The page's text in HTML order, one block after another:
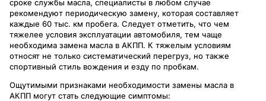
сроке службы масла, специалисты в любом случае
рекомендуют периодическую замену, которая составляет
каждые 60 тыс. км пробега. Следует отметить, что чем
тяжелее условия эксплуатации автомобиля, тем чаще
необходима замена масла в АКПП. К тяжелым условиям
относят не только систематический перегруз, но также
спортивный стиль вождения и езду по пробкам.
Ощутимыми признаками необходимости замены масла в
АКПП могут стать следующие симптомы: